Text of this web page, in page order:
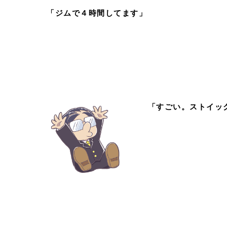
「ジムで４時間してます」
「すごい。ストイッ